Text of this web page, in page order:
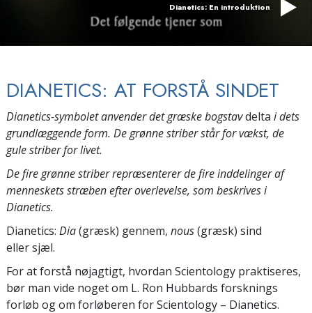
Dianetics: En introduktion
DIANETICS: AT FORSTÅ SINDET
Dianetics-symbolet anvender det græske bogstavdelta i dets
grundlæggende form. De grønne striber står for vækst, de
gule striber for livet.
De fire grønne striber repræsenterer de fire inddelinger af
menneskets stræben efter overlevelse, som beskrives i
Dianetics.
Dianetics: Dia(græsk) gennem, nous(græsk) sind
eller sjæl.
For at forstå nøjagtigt, hvordan Scientology praktiseres,
bør man vide noget om L. Ron Hubbards forsknings
forløb og om forløberen for Scientology – Dianetics.